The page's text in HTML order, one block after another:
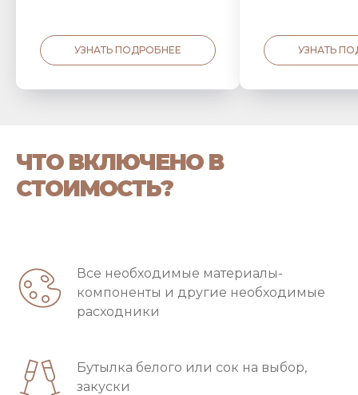
УЗНАТЬ ПОДРОБНЕЕ УЗНАТЬ
ЧТО ВКЛЮЧЕНО В
СТОИМОСТЬ?
Все необходимые материалы-
компоненты и другие необходимые
расходники
Бутылка белого или сок на выбор,
закуски